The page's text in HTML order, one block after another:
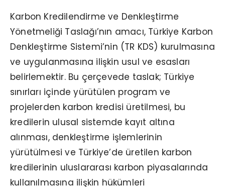
Karbon Kredilendirme ve Denkleştirme
Yönetmeliği Taslağı’nın amacı, Türkiye Karbon
Denkleştirme Sistemi’nin (TR KDS) kurulmasına
ve uygulanmasına ilişkin usul ve esasları
belirlemektir. Bu çerçevede taslak; Türkiye
sınırları içinde yürütülen program ve
projelerden karbon kredisi üretilmesi, bu
kredilerin ulusal sistemde kayıt altına
alınması, denkleştirme işlemlerinin
yürütülmesi ve Türkiye’de üretilen karbon
kredilerinin uluslararası karbon piyasalarında
kullanılmasına ilişkin hükümleri